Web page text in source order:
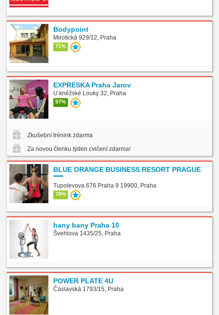
Bodypoint
Mirotická 929/12, Praha
71%
EXPRESKA Praha Jarov
U kněžské Louky 32, Praha
97%
Zkušební trénink zdarma
Za novou členku týden cvičení zdarma!
BLUE ORANGE BUSINESS RESORT PRAGUE
****
Tupolevova 676 Praha 9 19900, Praha
78%
hany bany Praha 10
Švehlova 1435/25, Praha
POWER PLATE 4U
Čáslavská 1793/15, Praha